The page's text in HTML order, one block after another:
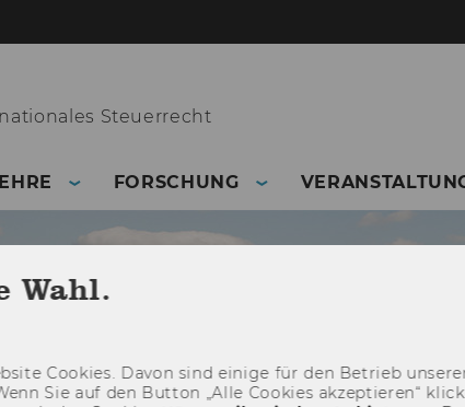
Steuerrecht
FORSCHUNG
Wahl.
Coo­kies. Davon sind ei­ni­ge für den Be­trieb
Sie auf den But­ton „Alle Coo­kies ak­zep­tie­ren“